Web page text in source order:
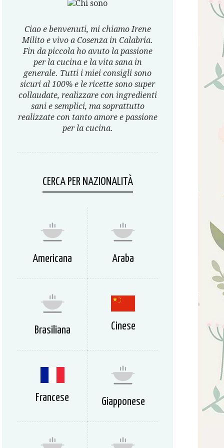
Ciao e benvenuti, mi chiamo Irene
Milito e vivo a Cosenza in Calabria.
Fin da piccola ho avuto la passione
per la cucina e la vita sana in
generale. Tutti i miei consigli sono
sicuri al 100% e le ricette sono super
collaudate, realizzare con ingredienti
sani e semplici, ma soprattutto
realizzate con tanto amore e passione
per la cucina.
CERCA PER NAZIONALITÀ
Americana Araba
Brasiliana Cinese
Francese Giapponese